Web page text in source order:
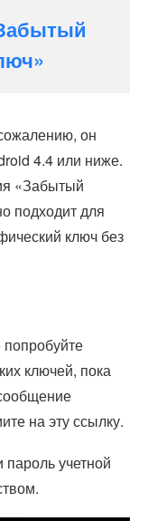
он
4.4 или ниже.
«Забытый
подходит для
ключ без
ключей, пока
на эту ссылку.
учетной